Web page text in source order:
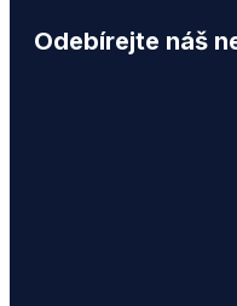
Odebírejte náš